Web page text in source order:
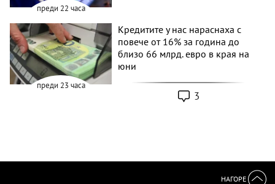
преди 22 часа
преди 23 часа
Кредитите у нас нараснаха с
повече от 16% за година до
близо 66 млрд. евро в края на
юни
3
НАГОРЕ